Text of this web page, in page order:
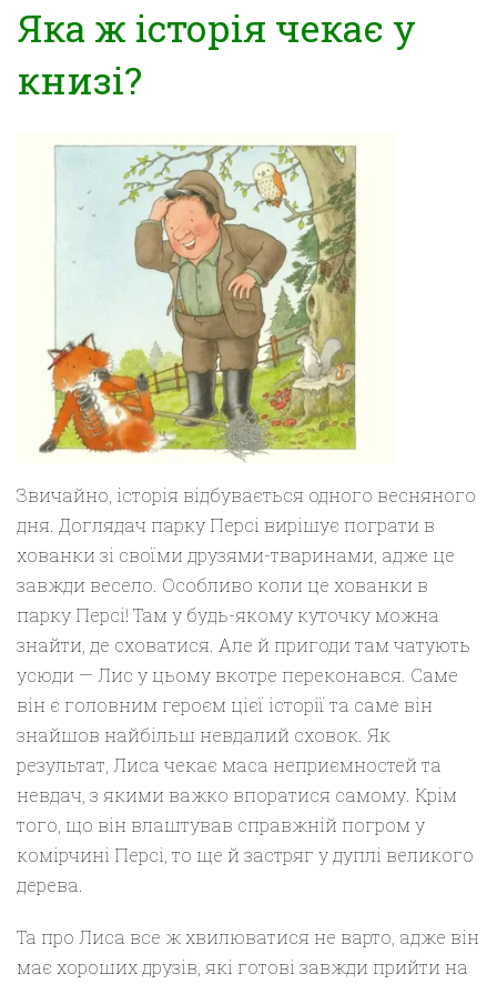
Яка ж історія чекає у
книзі?
Звичайно, історія відбувається одного весняного
дня. Доглядач парку Персі вирішує пограти в
хованки зі своїми друзями-тваринами, адже це
завжди весело. Особливо коли це хованки в
парку Персі! Там у будь-якому куточку можна
знайти, де сховатися. Але й пригоди там чатують
усюди — Лис у цьому вкотре переконався. Саме
він є головним героєм цієї історії та саме він
знайшов найбільш невдалий сховок. Як
результат, Лиса чекає маса неприємностей та
невдач, з якими важко впоратися самому. Крім
того, що він влаштував справжній погром у
комірчині Персі, то ще й застряг у дуплі великого
дерева.
Та про Лиса все ж хвилюватися не варто, адже він
має хороших друзів, які готові завжди прийти на